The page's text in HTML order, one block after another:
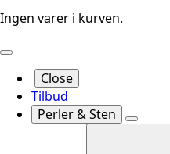
Ingen varer i kurven.
Close
Tilbud
Perler & Sten